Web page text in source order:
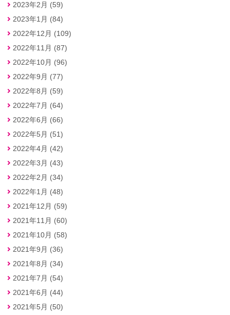
2023年2月 (59)
2023年1月 (84)
2022年12月 (109)
2022年11月 (87)
2022年10月 (96)
2022年9月 (77)
2022年8月 (59)
2022年7月 (64)
2022年6月 (66)
2022年5月 (51)
2022年4月 (42)
2022年3月 (43)
2022年2月 (34)
2022年1月 (48)
2021年12月 (59)
2021年11月 (60)
2021年10月 (58)
2021年9月 (36)
2021年8月 (34)
2021年7月 (54)
2021年6月 (44)
2021年5月 (50)